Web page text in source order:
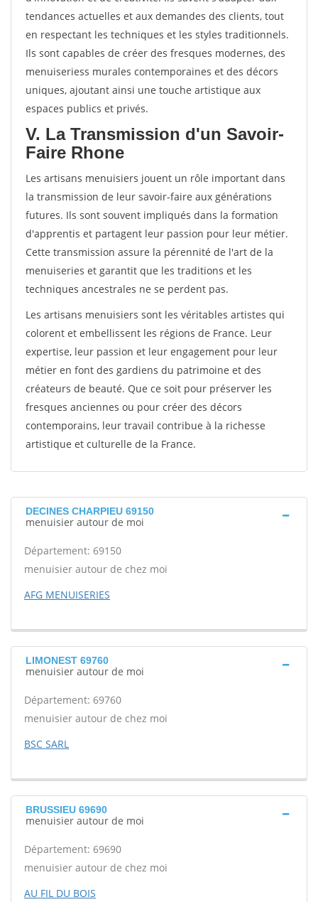
tendances actuelles et aux demandes des clients, tout
en respectant les techniques et les styles traditionnels.
Ils sont capables de créer des fresques modernes, des
menuiseriess murales contemporaines et des décors
uniques, ajoutant ainsi une touche artistique aux
espaces publics et privés.
V. La Transmission d'un Savoir-
Faire Rhone
Les artisans menuisiers jouent un rôle important dans
la transmission de leur savoir-faire aux générations
futures. Ils sont souvent impliqués dans la formation
d'apprentis et partagent leur passion pour leur métier.
Cette transmission assure la pérennité de l'art de la
menuiseries et garantit que les traditions et les
techniques ancestrales ne se perdent pas.
Les artisans menuisiers sont les véritables artistes qui
colorent et embellissent les régions de France. Leur
expertise, leur passion et leur engagement pour leur
métier en font des gardiens du patrimoine et des
créateurs de beauté. Que ce soit pour préserver les
fresques anciennes ou pour créer des décors
contemporains, leur travail contribue à la richesse
artistique et culturelle de la France.
DECINES CHARPIEU 69150
menuisier autour de moi
Département: 69150
menuisier autour de chez moi
AFG MENUISERIES
LIMONEST 69760
menuisier autour de moi
Département: 69760
menuisier autour de chez moi
BSC SARL
BRUSSIEU 69690
menuisier autour de moi
Département: 69690
menuisier autour de chez moi
AU FIL DU BOIS